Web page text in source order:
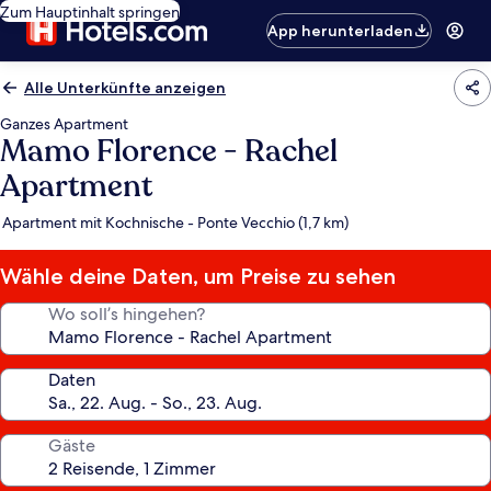
Zum Hauptinhalt springen
App herunterladen
Alle Unterkünfte anzeigen
Ganzes Apartment
Mamo Florence - Rachel
Apartment
Apartment mit Kochnische - Ponte Vecchio (1,7 km)
Wähle deine Daten, um Preise zu sehen
Wo soll’s hingehen?
Daten
Gäste